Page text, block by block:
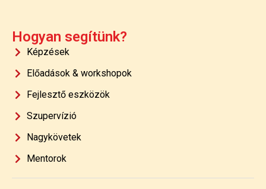
Hogyan segítünk?
Képzések
Előadások & workshopok
Fejlesztő eszközök
Szupervízió
Nagykövetek
Mentorok